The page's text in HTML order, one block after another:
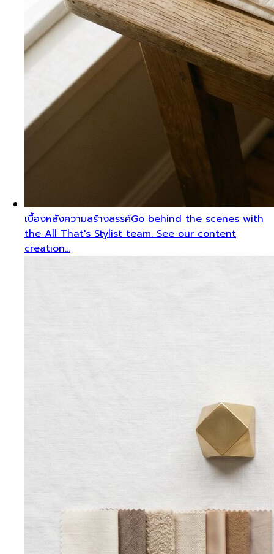
เบื้องหลังความสร้างสรรค์Go behind the scenes with
the All That's Stylist team. See our content
creation…